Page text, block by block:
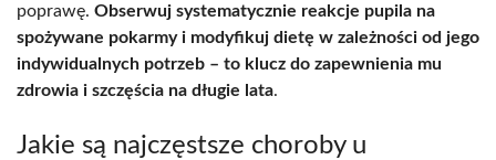
poprawę. Obserwuj systematycznie reakcje pupila na
spożywane pokarmy i modyfikuj dietę w zależności od jego
indywidualnych potrzeb – to klucz do zapewnienia mu
zdrowia i szczęścia na długie lata.
Jakie są najczęstsze choroby u